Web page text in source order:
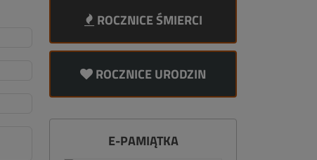
ROCZNICE ŚMIERCI
ROCZNICE URODZIN
E-PAMIĄTKA